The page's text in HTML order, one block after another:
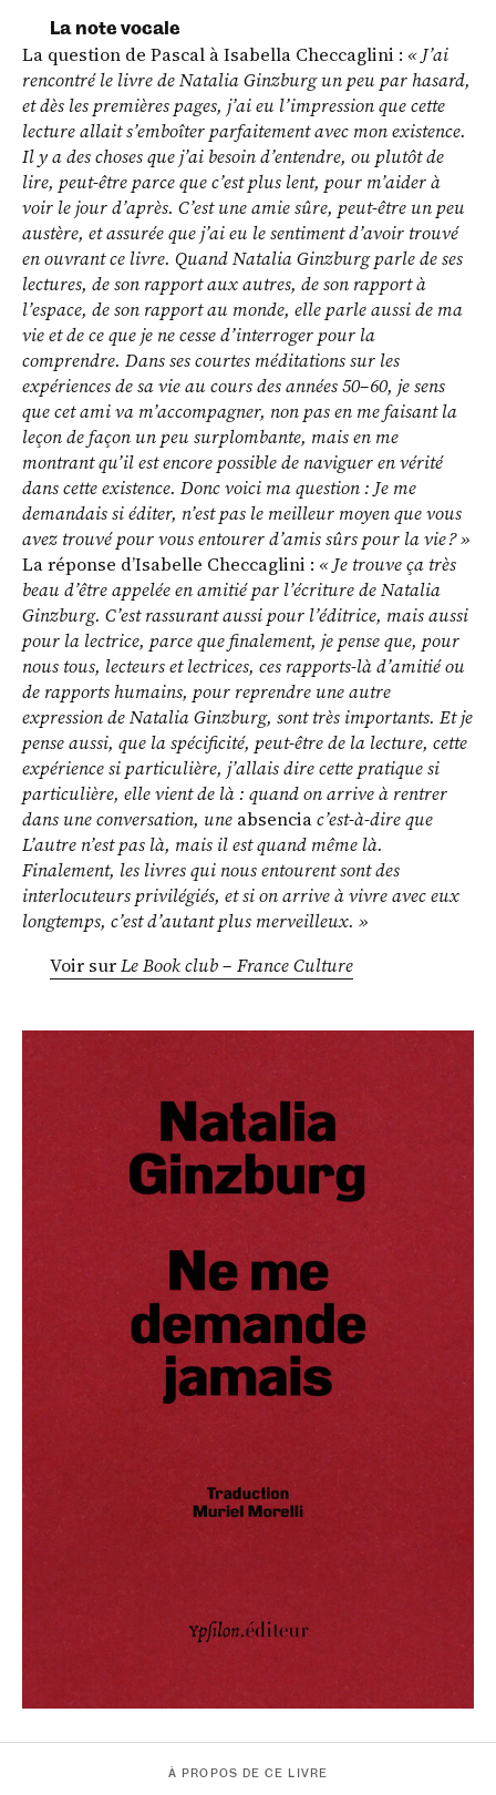
La note vocale
La question de Pascal à Isabella Checcaglini : « J’ai
rencontré le livre de Natalia Ginzburg un peu par hasard,
et dès les premières pages, j’ai eu l’impression que cette
lecture allait s’emboîter parfaitement avec mon existence.
Il y a des choses que j’ai besoin d’entendre, ou plutôt de
lire, peut-être parce que c’est plus lent, pour m’aider à
voir le jour d’après. C’est une amie sûre, peut-être un peu
austère, et assurée que j’ai eu le sentiment d’avoir trouvé
en ouvrant ce livre. Quand Natalia Ginzburg parle de ses
lectures, de son rapport aux autres, de son rapport à
l’espace, de son rapport au monde, elle parle aussi de ma
vie et de ce que je ne cesse d’interroger pour la
comprendre. Dans ses courtes méditations sur les
expériences de sa vie au cours des années 50–60, je sens
que cet ami va m’accompagner, non pas en me faisant la
leçon de façon un peu surplombante, mais en me
montrant qu’il est encore possible de naviguer en vérité
dans cette existence. Donc voici ma question : Je me
demandais si éditer, n’est pas le meilleur moyen que vous
avez trouvé pour vous entourer d’amis sûrs pour la vie ? »
La réponse d’Isabelle Checcaglini : « Je trouve ça très
beau d’être appelée en amitié par l’écriture de Natalia
Ginzburg. C’est rassurant aussi pour l’éditrice, mais aussi
pour la lectrice, parce que finalement, je pense que, pour
nous tous, lecteurs et lectrices, ces rapports-là d’amitié ou
de rapports humains, pour reprendre une autre
expression de Natalia Ginzburg, sont très importants. Et je
pense aussi, que la spécificité, peut-être de la lecture, cette
expérience si particulière, j’allais dire cette pratique si
particulière, elle vient de là : quand on arrive à rentrer
dans une conversation, une absenciac’est-à-dire que
L’autre n’est pas là, mais il est quand même là.
Finalement, les livres qui nous entourent sont des
interlocuteurs privilégiés, et si on arrive à vivre avec eux
longtemps, c’est d’autant plus merveilleux. »
Voir surLe Book club – France Culture
À PROPOS DE CE LIVRE